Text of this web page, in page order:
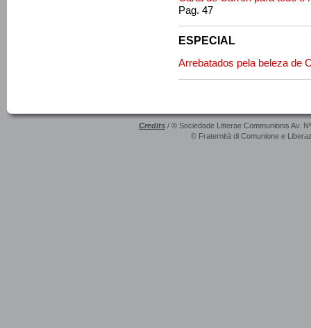
Pag. 47
ESPECIAL
Arrebatados pela beleza de
Credits / © Sociedade Litterae Communionis Av.
© Fraternità di Comunione e